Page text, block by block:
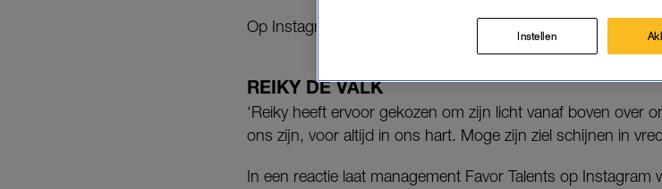
Op Instagram deelde zijn familie maandag een bericht met
REIKY DE VALK
‘Reiky heeft ervoor gekozen om zijn licht vanaf boven over
ons zijn, voor altijd in ons hart. Moge zijn ziel schijnen in
In een reactie laat management Favor Talents op Instagram
Instellen